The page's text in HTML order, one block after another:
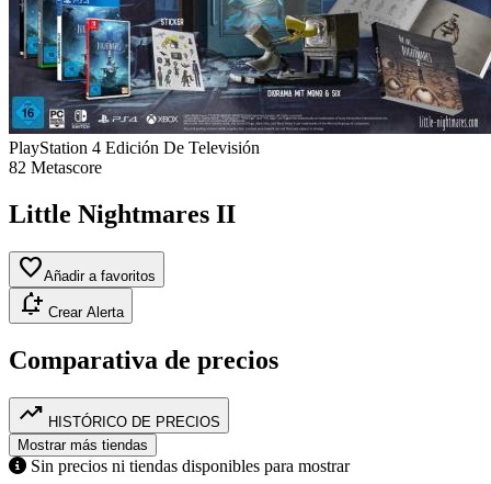
PlayStation 4 Edición De Televisión
82 Metascore
Little Nightmares II
favoriteAñadir a favoritos
notification_add Crear Alerta
Comparativa de precios
trending_up HISTÓRICO DE PRECIOS
Mostrar más tiendas
Sin precios ni tiendas disponibles para mostrar